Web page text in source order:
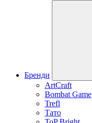
Бренди
ArtCraft
Bombat Game
Trefl
Тато